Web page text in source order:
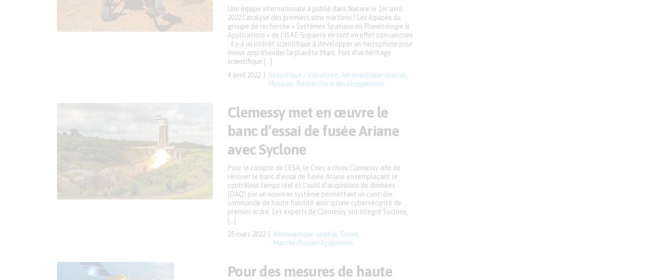
4 avril 2022 Acoustique / Vibratoire Aéronautique-spatial
Mesures
Recherche & développement
Une équipe internationale a publié dans Nature le 1er avril
2022 l’analyse des premiers sons martiens ! Les équipes du
groupe de recherche « Systèmes Spatiaux en Planétologie &
Applications » de l’ISAE-Supaero en sont en effet convaincues
: il y a un intérêt scientifique à développer un microphone pour
mieux appréhender la planète Mars. Fort d’un héritage
scientifique […]
Clemessy met en œuvre le
banc d’essai de fusée Ariane
avec Syclone
25 mars 2022 Aéronautique-spatial Essais
Marché/Fusion/Acquisition
Pour le compte de l’ESA, le Cnes a choisi Clemessy afin de
rénover le banc d’essai de fusée Ariane en remplaçant le
contrôleur temps réel et l’outil d’acquisition de données
(DAQ) par un nouveau système permettant un contrôle
commande de haute fiabilité ainsi qu’une cybersécurité de
premier ordre. Les experts de Clemessy ont intégré Syclone,
[…]
Pour des mesures de haute